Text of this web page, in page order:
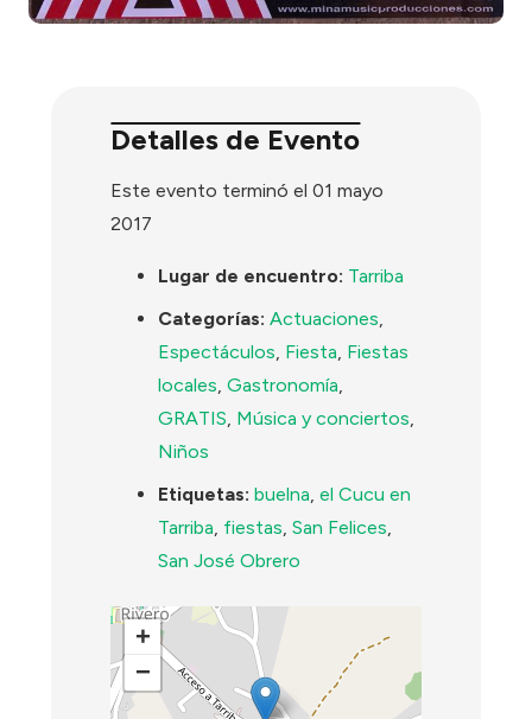
Detalles de Evento
Este evento terminó el 01 mayo
2017
Lugar de encuentro: Tarriba
Categorías: Actuaciones
Espectáculos Fiesta Fiestas
locales ,Gastronomía
GRATIS Música y conciertos
Niños
Etiquetas: buelna ,el Cucu en
Tarriba fiestas ,San Felices
San José Obrero
+
−